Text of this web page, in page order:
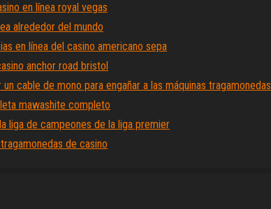
en línea royal vegas
alrededor del mundo
en línea del casino americano sepa
anchor road bristol
cable de mono para engañar a las máquinas tragamonedas
mawashite completo
liga de campeones de la liga premier
de casino